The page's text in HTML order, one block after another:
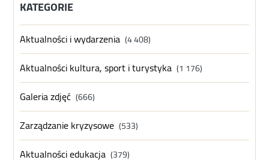
KATEGORIE
Aktualności i wydarzenia (4 408)
Aktualności kultura, sport i turystyka (1 176)
Galeria zdjęć (666)
Zarządzanie kryzysowe (533)
Aktualności edukacja (379)